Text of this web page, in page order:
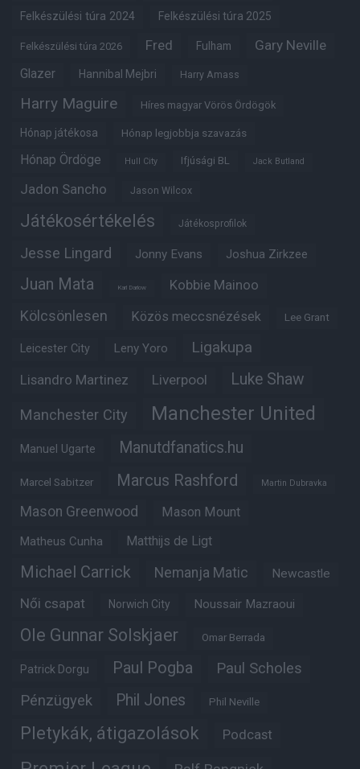
Felkészülési túra 2024 Felkészülési túra 2025
Felkészülési túra 2026 Fred Fulham Gary Neville
Glazer Hannibal Mejbri Harry Amass
Harry Maguire Híres magyar Vörös Ördögök
Hónap játékosa Hónap legjobbja szavazás
Hónap Ördöge Hull City Ifjúsági BL Jack Butland
Jadon Sancho Jason Wilcox
Játékosértékelés Játékosprofilok
Jesse Lingard Jonny Evans Joshua Zirkzee
Juan Mata Karl Darlow Kobbie Mainoo
Kölcsönlesen Közös meccsnézések Lee Grant
Leicester City Leny Yoro Ligakupa
Lisandro Martinez Liverpool Luke Shaw
Manchester City Manchester United
Manuel Ugarte Manutdfanatics.hu
Marcel Sabitzer Marcus Rashford Martin Dubravka
Mason Greenwood Mason Mount
Matheus Cunha Matthijs de Ligt
Michael Carrick Nemanja Matic Newcastle
Női csapat Norwich City Noussair Mazraoui
Ole Gunnar Solskjaer Omar Berrada
Patrick Dorgu Paul Pogba Paul Scholes
Pénzügyek Phil Jones Phil Neville
Pletykák, átigazolások Podcast